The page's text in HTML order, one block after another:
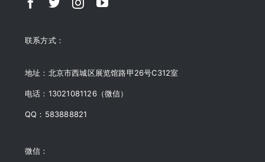
联系方式：
地址：北京市西城区展览馆路甲26号C312室
电话：13021081126（微信）
QQ：583888821
微信：